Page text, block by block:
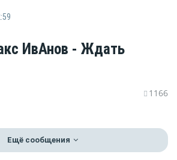
ИвАнов - Ждать
1166
Ещё сообщения